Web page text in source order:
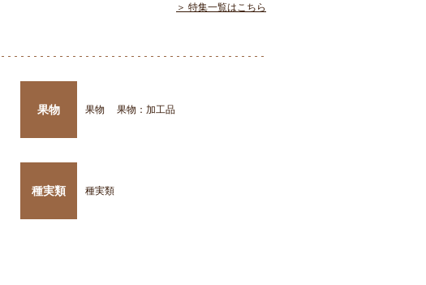
＞ 特集一覧はこちら
果物 果物 果物：加工品
種実類 種実類